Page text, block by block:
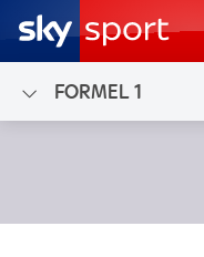
FORMEL 1